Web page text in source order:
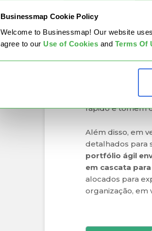
Businessmap Cookie Policy
Welcome to Businessmap! Our website
agree to our Use of Cookies and Terms Of
Por exemplo,
específico de
estratégicas.
discussões
líderes de
avaliar projetos
produto/
rápido e tomem
Além disso, em
detalhados para
portfólio ágil
em cascata
alocados para
organização, em